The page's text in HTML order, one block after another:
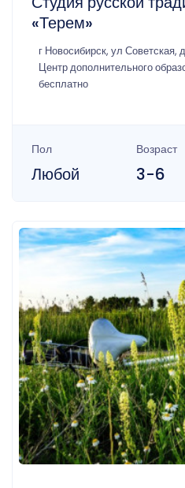
«Терем»
г Новосибирск, ул Советская,
Центр дополнительного
бесплатно
Пол
Любой
Возраст
3-6